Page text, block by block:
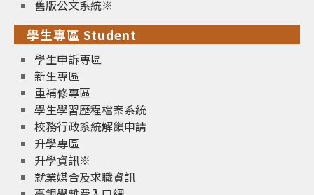
舊版公文系統※
學生專區 Student
學生申訴專區
新生專區
重補修專區
學生學習歷程檔案系統
校務行政系統解鎖申請
升學專區
升學資訊※
就業媒合及求職資訊